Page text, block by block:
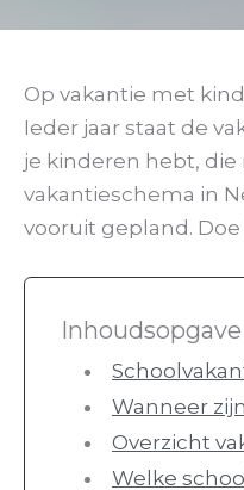
Op vakantie met
Ieder jaar staat de
je kinderen hebt, die
vakantieschema in
vooruit gepland.
Inhoudsopgave
Wanneer
Overzicht
Welke